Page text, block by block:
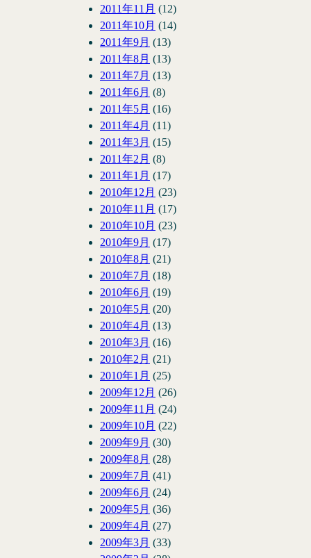
2011年11月 (12)
2011年10月 (14)
2011年9月 (13)
2011年8月 (13)
2011年7月 (13)
2011年6月 (8)
2011年5月 (16)
2011年4月 (11)
2011年3月 (15)
2011年2月 (8)
2011年1月 (17)
2010年12月 (23)
2010年11月 (17)
2010年10月 (23)
2010年9月 (17)
2010年8月 (21)
2010年7月 (18)
2010年6月 (19)
2010年5月 (20)
2010年4月 (13)
2010年3月 (16)
2010年2月 (21)
2010年1月 (25)
2009年12月 (26)
2009年11月 (24)
2009年10月 (22)
2009年9月 (30)
2009年8月 (28)
2009年7月 (41)
2009年6月 (24)
2009年5月 (36)
2009年4月 (27)
2009年3月 (33)